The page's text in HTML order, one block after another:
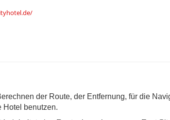
der Route, der Entfernung, für die
Hotel benutzen.